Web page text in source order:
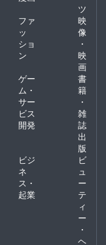
ツ
ファ
ッ
ショ
ン
映
像
・
映
画
ゲー
ム・
サー
ビス
開発
書
籍
・
雑
誌
出
版
ビジ
ネ
ス・
起業
ビ
ュ
ー
テ
ィ
ー
・
ヘ